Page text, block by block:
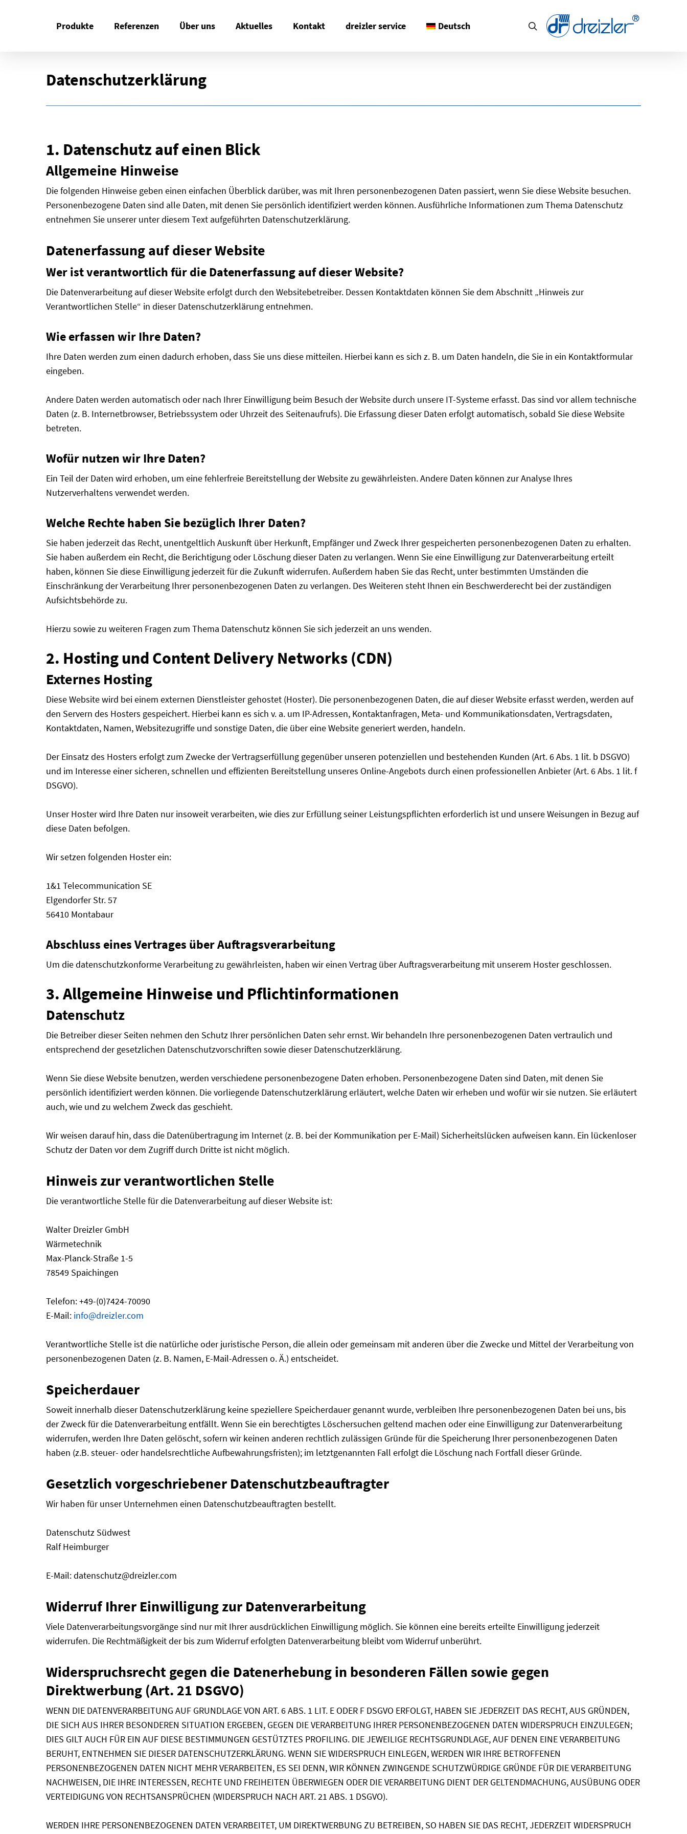
Produkte Referenzen Über uns Aktuelles Kontakt dreizler service Deutsch search
Datenschutzerklärung
1. Datenschutz auf einen Blick
Allgemeine Hinweise
Die folgenden Hinweise geben einen einfachen Überblick darüber, was mit Ihren personenbezogenen Daten passiert, wenn Sie diese Website besuchen.
Personenbezogene Daten sind alle Daten, mit denen Sie persönlich identifiziert werden können. Ausführliche Informationen zum Thema Datenschutz
entnehmen Sie unserer unter diesem Text aufgeführten Datenschutzerklärung.
Datenerfassung auf dieser Website
Wer ist verantwortlich für die Datenerfassung auf dieser Website?
Die Datenverarbeitung auf dieser Website erfolgt durch den Websitebetreiber. Dessen Kontaktdaten können Sie dem Abschnitt „Hinweis zur
Verantwortlichen Stelle“ in dieser Datenschutzerklärung entnehmen.
Wie erfassen wir Ihre Daten?
Ihre Daten werden zum einen dadurch erhoben, dass Sie uns diese mitteilen. Hierbei kann es sich z. B. um Daten handeln, die Sie in ein Kontaktformular
eingeben.
Andere Daten werden automatisch oder nach Ihrer Einwilligung beim Besuch der Website durch unsere IT-Systeme erfasst. Das sind vor allem technische
Daten (z. B. Internetbrowser, Betriebssystem oder Uhrzeit des Seitenaufrufs). Die Erfassung dieser Daten erfolgt automatisch, sobald Sie diese Website
betreten.
Wofür nutzen wir Ihre Daten?
Ein Teil der Daten wird erhoben, um eine fehlerfreie Bereitstellung der Website zu gewährleisten. Andere Daten können zur Analyse Ihres
Nutzerverhaltens verwendet werden.
Welche Rechte haben Sie bezüglich Ihrer Daten?
Sie haben jederzeit das Recht, unentgeltlich Auskunft über Herkunft, Empfänger und Zweck Ihrer gespeicherten personenbezogenen Daten zu erhalten.
Sie haben außerdem ein Recht, die Berichtigung oder Löschung dieser Daten zu verlangen. Wenn Sie eine Einwilligung zur Datenverarbeitung erteilt
haben, können Sie diese Einwilligung jederzeit für die Zukunft widerrufen. Außerdem haben Sie das Recht, unter bestimmten Umständen die
Einschränkung der Verarbeitung Ihrer personenbezogenen Daten zu verlangen. Des Weiteren steht Ihnen ein Beschwerderecht bei der zuständigen
Aufsichtsbehörde zu.
Hierzu sowie zu weiteren Fragen zum Thema Datenschutz können Sie sich jederzeit an uns wenden.
2. Hosting und Content Delivery Networks (CDN)
Externes Hosting
Diese Website wird bei einem externen Dienstleister gehostet (Hoster). Die personenbezogenen Daten, die auf dieser Website erfasst werden, werden auf
den Servern des Hosters gespeichert. Hierbei kann es sich v. a. um IP-Adressen, Kontaktanfragen, Meta- und Kommunikationsdaten, Vertragsdaten,
Kontaktdaten, Namen, Websitezugriffe und sonstige Daten, die über eine Website generiert werden, handeln.
Der Einsatz des Hosters erfolgt zum Zwecke der Vertragserfüllung gegenüber unseren potenziellen und bestehenden Kunden (Art. 6 Abs. 1 lit. b DSGVO)
und im Interesse einer sicheren, schnellen und effizienten Bereitstellung unseres Online-Angebots durch einen professionellen Anbieter (Art. 6 Abs. 1 lit. f
DSGVO).
Unser Hoster wird Ihre Daten nur insoweit verarbeiten, wie dies zur Erfüllung seiner Leistungspflichten erforderlich ist und unsere Weisungen in Bezug auf
diese Daten befolgen.
Wir setzen folgenden Hoster ein:
1&1 Telecommunication SE
Elgendorfer Str. 57
56410 Montabaur
Abschluss eines Vertrages über Auftragsverarbeitung
Um die datenschutzkonforme Verarbeitung zu gewährleisten, haben wir einen Vertrag über Auftragsverarbeitung mit unserem Hoster geschlossen.
3. Allgemeine Hinweise und Pflicht­informationen
Datenschutz
Die Betreiber dieser Seiten nehmen den Schutz Ihrer persönlichen Daten sehr ernst. Wir behandeln Ihre personenbezogenen Daten vertraulich und
entsprechend der gesetzlichen Datenschutzvorschriften sowie dieser Datenschutzerklärung.
Wenn Sie diese Website benutzen, werden verschiedene personenbezogene Daten erhoben. Personenbezogene Daten sind Daten, mit denen Sie
persönlich identifiziert werden können. Die vorliegende Datenschutzerklärung erläutert, welche Daten wir erheben und wofür wir sie nutzen. Sie erläutert
auch, wie und zu welchem Zweck das geschieht.
Wir weisen darauf hin, dass die Datenübertragung im Internet (z. B. bei der Kommunikation per E-Mail) Sicherheitslücken aufweisen kann. Ein lückenloser
Schutz der Daten vor dem Zugriff durch Dritte ist nicht möglich.
Hinweis zur verantwortlichen Stelle
Die verantwortliche Stelle für die Datenverarbeitung auf dieser Website ist:
Walter Dreizler GmbH
Wärmetechnik
Max-Planck-Straße 1-5
78549 Spaichingen
Telefon: +49-(0)7424-70090
E-Mail: info@dreizler.com
Verantwortliche Stelle ist die natürliche oder juristische Person, die allein oder gemeinsam mit anderen über die Zwecke und Mittel der Verarbeitung von
personenbezogenen Daten (z. B. Namen, E-Mail-Adressen o. Ä.) entscheidet.
Speicherdauer
Soweit innerhalb dieser Datenschutzerklärung keine speziellere Speicherdauer genannt wurde, verbleiben Ihre personenbezogenen Daten bei uns, bis
der Zweck für die Datenverarbeitung entfällt. Wenn Sie ein berechtigtes Löschersuchen geltend machen oder eine Einwilligung zur Datenverarbeitung
widerrufen, werden Ihre Daten gelöscht, sofern wir keinen anderen rechtlich zulässigen Gründe für die Speicherung Ihrer personenbezogenen Daten
haben (z.B. steuer- oder handelsrechtliche Aufbewahrungsfristen); im letztgenannten Fall erfolgt die Löschung nach Fortfall dieser Gründe.
Gesetzlich vorgeschriebener Datenschutz­beauftragter
Wir haben für unser Unternehmen einen Datenschutzbeauftragten bestellt.
Datenschutz Südwest
Ralf Heimburger
E-Mail: datenschutz@dreizler.com
Widerruf Ihrer Einwilligung zur Datenverarbeitung
Viele Datenverarbeitungsvorgänge sind nur mit Ihrer ausdrücklichen Einwilligung möglich. Sie können eine bereits erteilte Einwilligung jederzeit
widerrufen. Die Rechtmäßigkeit der bis zum Widerruf erfolgten Datenverarbeitung bleibt vom Widerruf unberührt.
Widerspruchsrecht gegen die Datenerhebung in besonderen Fällen sowie gegen
Direktwerbung (Art. 21 DSGVO)
WENN DIE DATENVERARBEITUNG AUF GRUNDLAGE VON ART. 6 ABS. 1 LIT. E ODER F DSGVO ERFOLGT, HABEN SIE JEDERZEIT DAS RECHT, AUS GRÜNDEN,
DIE SICH AUS IHRER BESONDEREN SITUATION ERGEBEN, GEGEN DIE VERARBEITUNG IHRER PERSONENBEZOGENEN DATEN WIDERSPRUCH EINZULEGEN;
DIES GILT AUCH FÜR EIN AUF DIESE BESTIMMUNGEN GESTÜTZTES PROFILING. DIE JEWEILIGE RECHTSGRUNDLAGE, AUF DENEN EINE VERARBEITUNG
BERUHT, ENTNEHMEN SIE DIESER DATENSCHUTZERKLÄRUNG. WENN SIE WIDERSPRUCH EINLEGEN, WERDEN WIR IHRE BETROFFENEN
PERSONENBEZOGENEN DATEN NICHT MEHR VERARBEITEN, ES SEI DENN, WIR KÖNNEN ZWINGENDE SCHUTZWÜRDIGE GRÜNDE FÜR DIE VERARBEITUNG
NACHWEISEN, DIE IHRE INTERESSEN, RECHTE UND FREIHEITEN ÜBERWIEGEN ODER DIE VERARBEITUNG DIENT DER GELTENDMACHUNG, AUSÜBUNG ODER
VERTEIDIGUNG VON RECHTSANSPRÜCHEN (WIDERSPRUCH NACH ART. 21 ABS. 1 DSGVO).
WERDEN IHRE PERSONENBEZOGENEN DATEN VERARBEITET, UM DIREKTWERBUNG ZU BETREIBEN, SO HABEN SIE DAS RECHT, JEDERZEIT WIDERSPRUCH